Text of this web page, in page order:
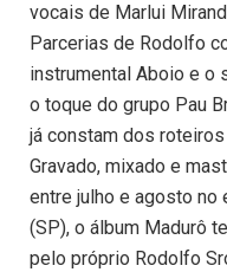
vocais de Marlui
Parcerias de Rodolfo
instrumental Aboio e o
o toque do grupo Pau
já constam dos
Gravado, mixado e
entre julho e agosto no
(SP), o álbum Madurô
pelo próprio Rodolfo